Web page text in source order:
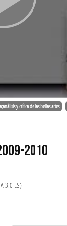
y crítica de las bellas artes
2009-2010
3.0 ES)